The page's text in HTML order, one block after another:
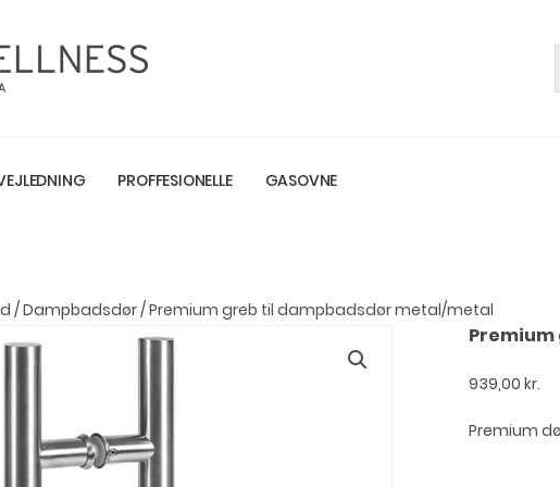
PROFFESIONELLE GASOVNE
/Dampbadsdør/ Premium greb til dampbadsdør metal/metal
939,00 kr.
Premium